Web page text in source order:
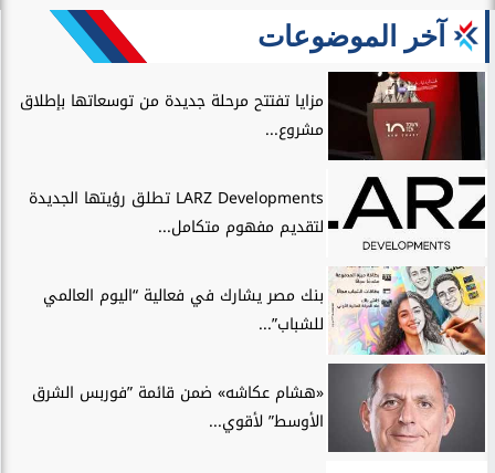
آخر الموضوعات
مزايا تفتتح مرحلة جديدة من توسعاتها بإطلاق
مشروع...
LARZ Developments تطلق رؤيتها الجديدة
لتقديم مفهوم متكامل...
بنك مصر يشارك في فعالية “اليوم العالمي
للشباب”...
«هشام عكاشه» ضمن قائمة ”فوربس الشرق
الأوسط” لأقوي...